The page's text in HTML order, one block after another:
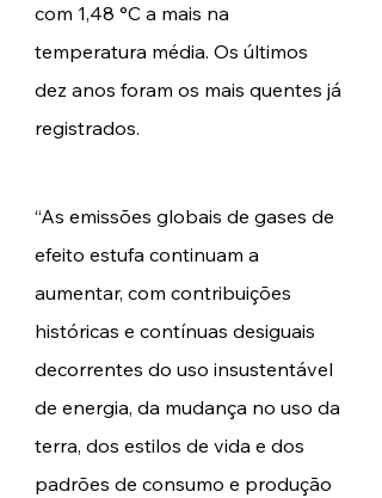
com 1,48 °C a mais na
temperatura média. Os últimos
dez anos foram os mais quentes já
registrados.
“As emissões globais de gases de
efeito estufa continuam a
aumentar, com contribuições
históricas e contínuas desiguais
decorrentes do uso insustentável
de energia, da mudança no uso da
terra, dos estilos de vida e dos
padrões de consumo e produção